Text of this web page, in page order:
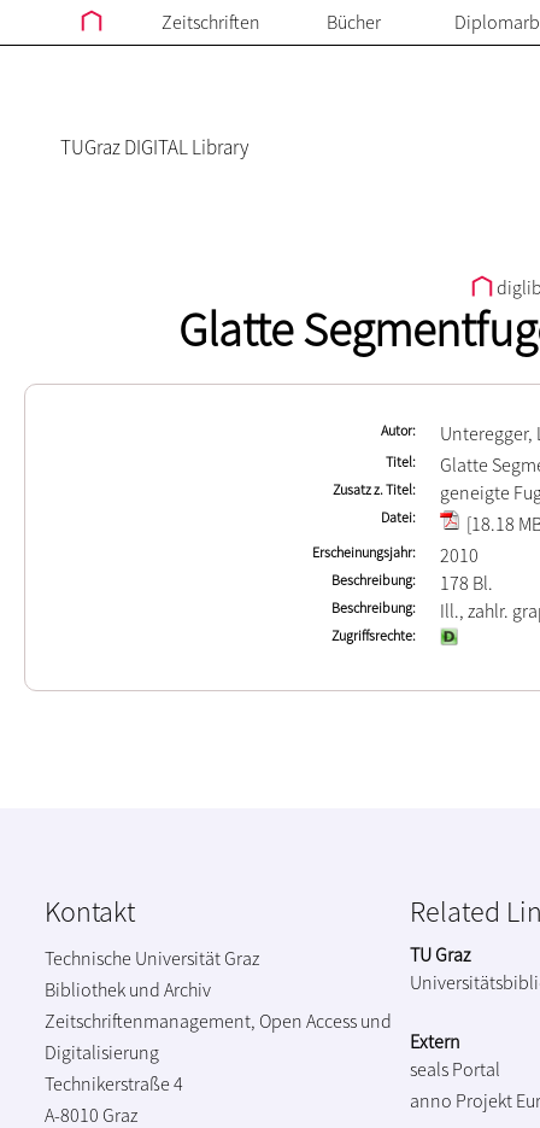
Zeitschriften Bücher
TUGraz DIGITAL Library
Glatte
Autor Unteregger,
Titel Glatte
Zusatz z. Titel geneigte
Datei [18.18
Erscheinungsjahr 2010
Beschreibung 178 Bl.
Beschreibung Ill., zahlr.
Zugriffsrechte
Kontakt
Technische Universität Graz
Bibliothek und Archiv
Zeitschriftenmanagement, Open Access und
Digitalisierung
Technikerstraße 4
A-8010 Graz
Related
TU Graz
Extern
seals Portal
anno Projekt